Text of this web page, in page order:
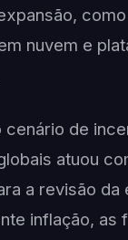
nuvem e
cenário de
atuou
a revisão da
inflação, as